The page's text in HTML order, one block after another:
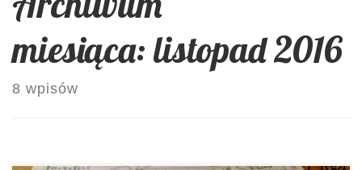
miesiąca:listopad 2016
8 wpisów